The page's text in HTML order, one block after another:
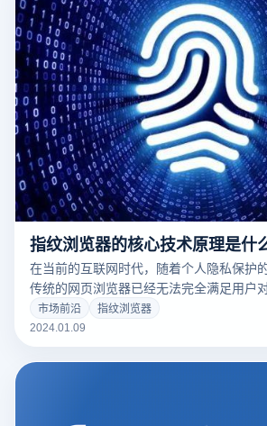
指纹浏览器的核心技术原理是什
在当前的互联网时代，随着个人隐私保护
传统的网页浏览器已经无法完全满足用户
这就催生了指纹浏览器这一新兴技术的出现
市场前沿
指纹浏览器
2024.01.09